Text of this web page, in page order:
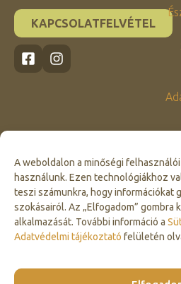
A weboldalon a minőségi
használunk. Ezen technológiákhoz
teszi számunkra, hogy információkat
szokásairól. Az „Elfogadom”
alkalmazását. További információ a
Adatvédelmi tájékoztató felületén
Click to accept
KAPCSOLATFELVÉTEL